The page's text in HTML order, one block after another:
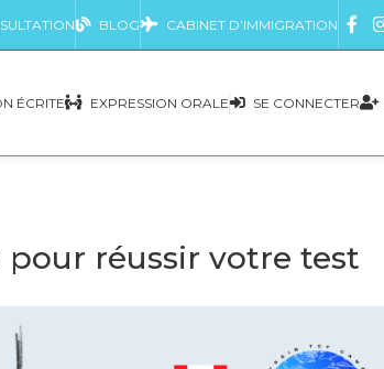
BLOG CABINET D’IMMIGRATION
ÉCRITE EXPRESSION ORALE SE CONNECTER
pour réussir votre test